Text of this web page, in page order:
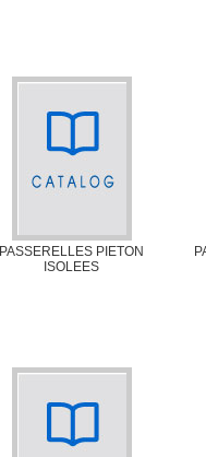
PASSERELLES PIETON
ISOLEES